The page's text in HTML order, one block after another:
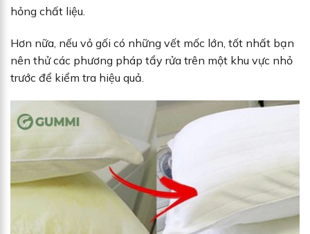
hỏng chất liệu.
Hơn nữa, nếu vỏ gối có những vết mốc lớn, tốt nhất bạn
nên thử các phương pháp tẩy rửa trên một khu vực nhỏ
trước để kiểm tra hiệu quả.